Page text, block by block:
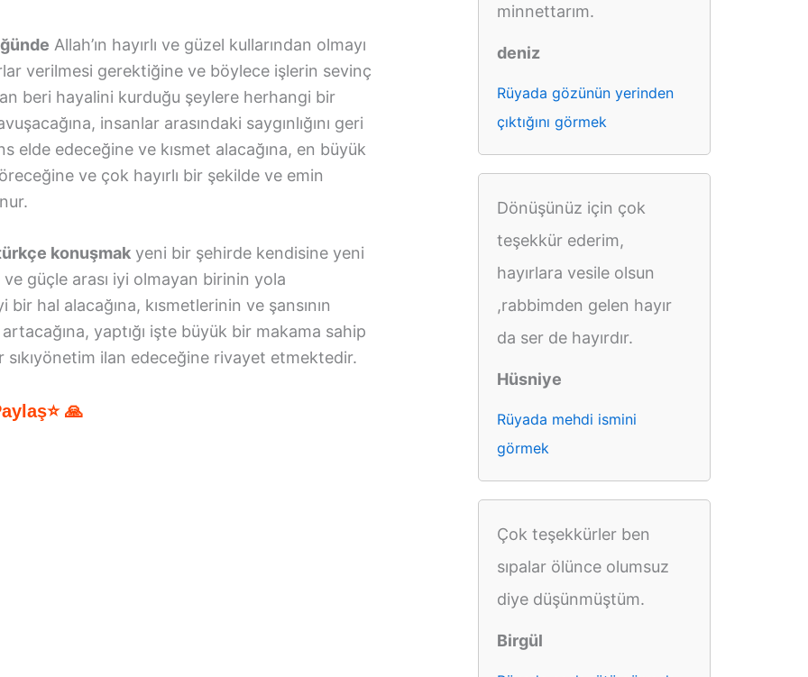
Allah’ın hayırlı ve güzel kullarından olmayı
verilmesi gerektiğine ve böylece işlerin sevinç
beri hayalini kurduğu şeylere herhangi bir
insanlar arasındaki saygınlığını geri
elde edeceğine ve kısmet alacağına, en büyük
ve çok hayırlı bir şekilde ve emin
konuşmak yeni bir şehirde kendisine yeni
güçle arası iyi olmayan birinin yola
hal alacağına, kısmetlerinin ve şansının
yaptığı işte büyük bir makama sahip
sıkıyönetim ilan edeceğine rivayet etmektedir.
🙏
minnettarım.
deniz
Rüyada gözünün yerinden
çıktığını görmek
Dönüşünüz için çok
teşekkür ederim,
hayırlara vesile olsun
,rabbimden gelen hayır
da ser de hayırdır.
Hüsniye
Rüyada mehdi ismini
görmek
Çok teşekkürler ben
sıpalar ölünce olumsuz
diye düşünmüştüm.
Birgül